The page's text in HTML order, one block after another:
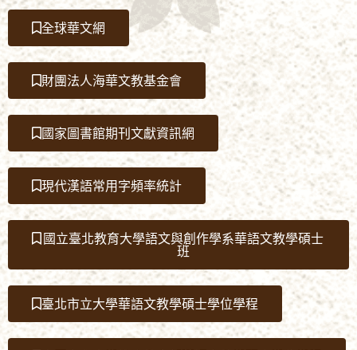
全球華文網
財團法人海華文教基金會
國家圖書館期刊文獻資訊網
現代漢語常用字頻率統計
國立臺北教育大學語文與創作學系華語文教學碩士
班
臺北市立大學華語文教學碩士學位學程